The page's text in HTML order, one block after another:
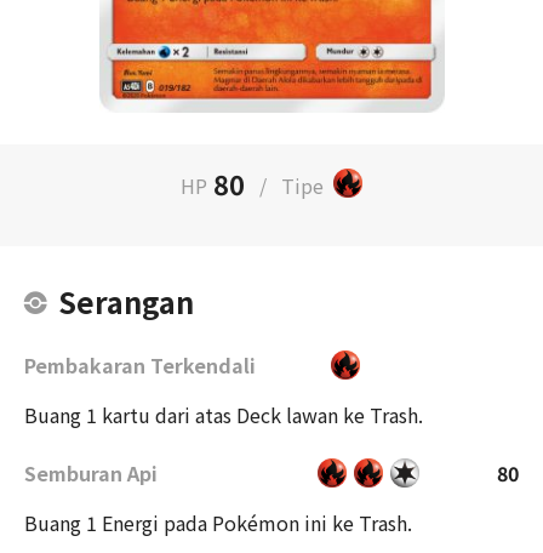
HP 80 / Tipe
Serangan
Pembakaran Terkendali
Buang 1 kartu dari atas Deck lawan ke Trash.
Semburan Api
80
Buang 1 Energi pada Pokémon ini ke Trash.